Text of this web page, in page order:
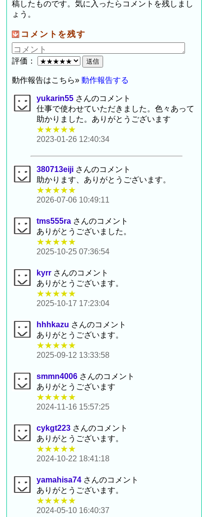
稿したものです。気に入ったらコメントを残しまし
ょう。
コメントを残す
評価：
動作報告はこちら»動作報告する
yukarin55 さんのコメント
仕事で使わせていただきました。色々あって
助かりました。ありがとうございます
★★★★★
2023-01-26 12:40:34
380713eiji さんのコメント
助かります、ありがとうございます。
★★★★★
2026-07-06 10:49:11
tms555ra さんのコメント
ありがとうございました。
★★★★★
2025-10-25 07:36:54
kyrr さんのコメント
ありがとうございます。
★★★★★
2025-10-17 17:23:04
hhhkazu さんのコメント
ありがとうございます。
★★★★★
2025-09-12 13:33:58
smmn4006 さんのコメント
ありがとうございます
★★★★★
2024-11-16 15:57:25
cykgt223 さんのコメント
ありがとうございます。
★★★★★
2024-10-22 18:41:18
yamahisa74 さんのコメント
ありがとうございます。
★★★★★
2024-05-10 16:40:37